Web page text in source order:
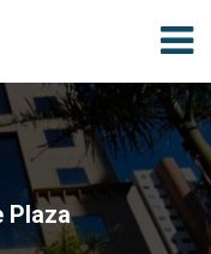
Plaza